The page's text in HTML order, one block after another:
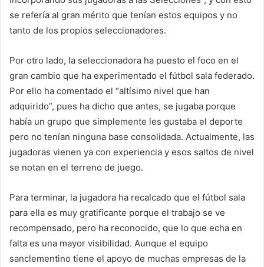
se refería al gran mérito que tenían estos equipos y no
tanto de los propios seleccionadores.
Por otro lado, la seleccionadora ha puesto el foco en el
gran cambio que ha experimentado el fútbol sala federado.
Por ello ha comentado el “altísimo nivel que han
adquirido”, pues ha dicho que antes, se jugaba porque
había un grupo que simplemente les gustaba el deporte
pero no tenían ninguna base consolidada. Actualmente, las
jugadoras vienen ya con experiencia y esos saltos de nivel
se notan en el terreno de juego.
Para terminar, la jugadora ha recalcado que el fútbol sala
para ella es muy gratificante porque el trabajo se ve
recompensado, pero ha reconocido, que lo que echa en
falta es una mayor visibilidad. Aunque el equipo
sanclementino tiene el apoyo de muchas empresas de la